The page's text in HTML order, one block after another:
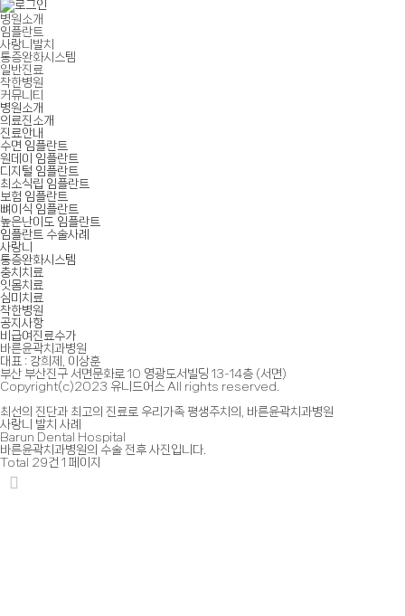
병원소개
임플란트
사랑니발치
통증완화시스템
일반진료
착한병원
커뮤니티
병원소개
의료진소개
진료안내
수면 임플란트
원데이 임플란트
디지털 임플란트
최소식립 임플란트
보험 임플란트
뼈이식 임플란트
높은난이도 임플란트
임플란트 수술사례
사랑니
통증완화시스템
충치치료
잇몸치료
심미치료
착한병원
공지사항
비급여진료수가
바른윤곽치과병원
대표 : 강희제, 이상훈
부산 부산진구 서면문화로 10 영광도서빌딩 13-14층 (서면)
Copyright(c)2023 유니드어스 All rights reserved.
최선의 진단과 최고의 진료로 우리가족 평생주치의, 바른윤곽치과병원
사랑니 발치 사례
Barun Dental Hospital
바른윤곽치과병원의 수술 전후 사진입니다.
Total 29건 1 페이지